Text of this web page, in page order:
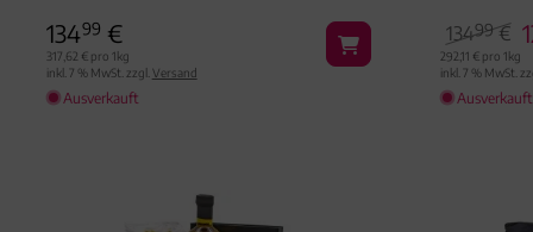
13499 €
317,62 € pro 1kg
inkl. 7 % MwSt. zzgl. Versand
Ausverkauft
13499€
292,11 € pro 1kg
inkl. 7 % MwSt.
Ausverkauft